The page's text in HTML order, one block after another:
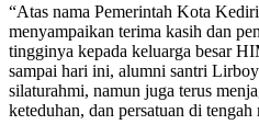
“Atas nama Pemerintah Kota
menyampaikan terima kasih dan
tingginya kepada keluarga besar
sampai hari ini, alumni santri
silaturahmi, namun juga terus
keteduhan, dan persatuan di tengah